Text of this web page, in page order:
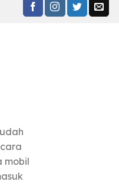
mobil